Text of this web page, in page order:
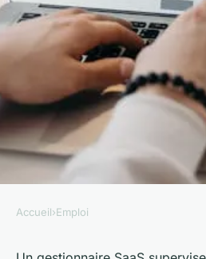
Accueil›Emploi